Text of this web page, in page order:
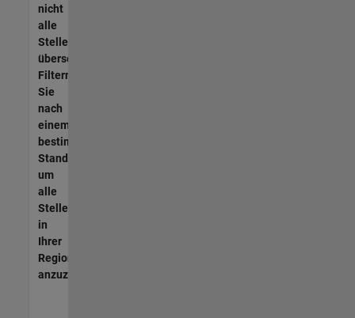
nicht
alle
Stellen
übersetzt.
Filtern
Sie
nach
einem
bestimmten
Standort,
um
alle
Stellenangebote
in
Ihrer
Region
anzuzeigen.